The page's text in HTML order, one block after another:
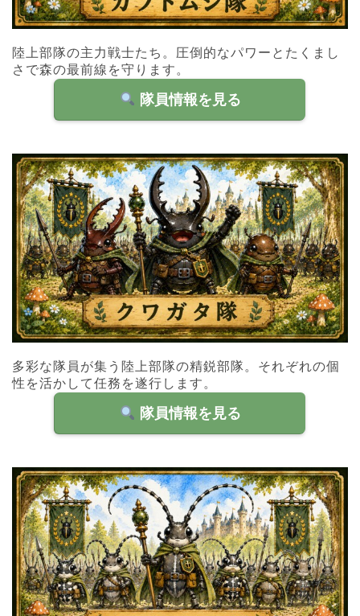
陸上部隊の主力戦士たち。圧倒的なパワーとたくまし
さで森の最前線を守ります。
隊員情報を見る
多彩な隊員が集う陸上部隊の精鋭部隊。それぞれの個
性を活かして任務を遂行します。
隊員情報を見る